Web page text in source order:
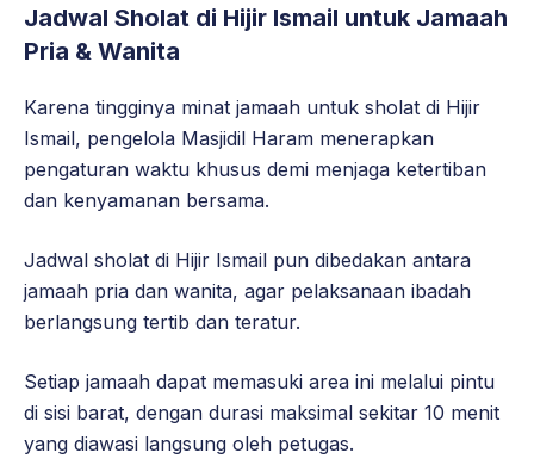
Jadwal Sholat di Hijir Ismail untuk Jamaah
Pria & Wanita
Karena tingginya minat jamaah untuk sholat di Hijir
Ismail, pengelola Masjidil Haram menerapkan
pengaturan waktu khusus demi menjaga ketertiban
dan kenyamanan bersama.
Jadwal sholat di Hijir Ismail pun dibedakan antara
jamaah pria dan wanita, agar pelaksanaan ibadah
berlangsung tertib dan teratur.
Setiap jamaah dapat memasuki area ini melalui pintu
di sisi barat, dengan durasi maksimal sekitar 10 menit
yang diawasi langsung oleh petugas.